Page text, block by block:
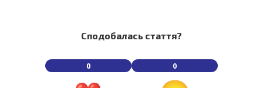
Сподобалась стаття?
0 0